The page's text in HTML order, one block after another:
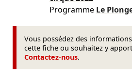
Programme Le
Vous possédez des
cette fiche ou souhaitez y
Contactez-nous.